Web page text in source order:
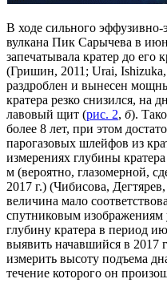
В ходе сильного
вулкана Пик Сарычева в
запечатывала кратер до его
(Гришин, 2011; Urai,
раздроблен и вынесен
кратера резко снизился, на
лавовый щит (рис. 2, б).
более 8 лет, при этом
парогазовых шлейфов из
измерениях глубины
м (вероятно, глазомерной,
2017 г.) (Чибисова,
величина мало
спутниковым изображениям
глубину кратера в период
выявить начавшийся в 2017
измерить высоту подъема
течение которого он